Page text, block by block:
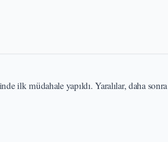
ilk müdahale yapıldı. Yaralılar, daha sonra